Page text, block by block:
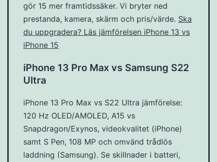
gör 15 mer framtidssäker. Vi bryter ned
prestanda, kamera, skärm och pris/värde. Ska
du uppgradera? Läs jämförelsen iPhone 13 vs
iPhone 15
iPhone 13 Pro Max vs Samsung S22
Ultra
iPhone 13 Pro Max vs S22 Ultra jämförelse:
120 Hz OLED/AMOLED, A15 vs
Snapdragon/Exynos, videokvalitet (iPhone)
samt S Pen, 108 MP och omvänd trådlös
laddning (Samsung). Se skillnader i batteri,